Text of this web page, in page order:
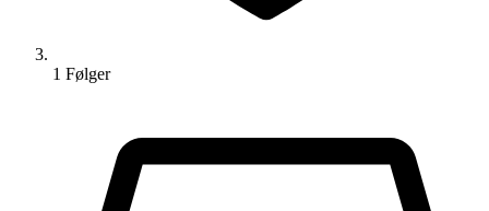
1 Følger